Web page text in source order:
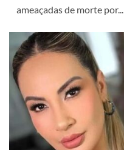
ameaçadas de morte por...